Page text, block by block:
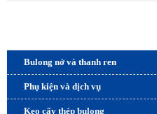
Bulong nở và thanh ren
Phụ kiện và dịch vụ
Keo cấy thép bulong